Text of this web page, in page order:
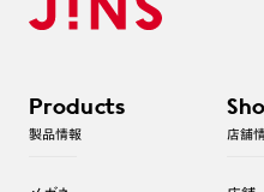
Products
製品情報 店舗